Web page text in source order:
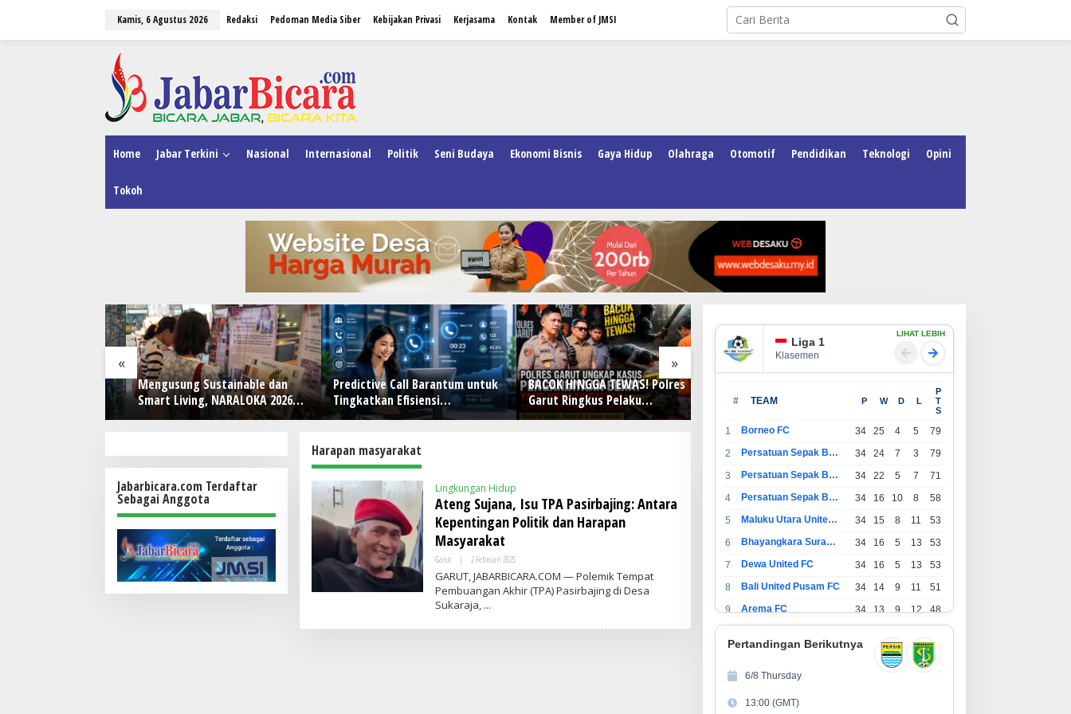
Kamis, 6 Agustus 2026 Redaksi Pedoman Media Siber Kebijakan Privasi Kerjasama Kontak Member of JMSI
Home Jabar Terkini Nasional Internasional Politik Seni Budaya Ekonomi Bisnis Gaya Hidup Olahraga Otomotif Pendidikan Teknologi Opini
Tokoh
« »
Mengusung Sustainable dan
Smart Living, NARALOKA 2026
Hadirkan Karya Terbaik
Predictive Call Barantum untuk
Tingkatkan Efisiensi
Operasional
BACOK HINGGA TEWAS! Polres
Garut Ringkus Pelaku
Penganiayaan Brutal di
Semakin Kompleks, Sistem POS
dan Stok
RE:DEFINE by LOKALMADE,
Celebrating Local Brands in PIK
Avenue
Jabarbicara.com Terdaftar
Sebagai Anggota
Harapan masyarakat
Lingkungan Hidup
Ateng Sujana, Isu TPA Pasirbajing: Antara
Kepentingan Politik dan Harapan
Masyarakat
Garut | 2 Februari 2025O
L
E
H
M
GARUT, JABARBICARA.COM — Polemik Tempat
Pembuangan Akhir (TPA) Pasirbajing di Desa
Sukaraja,
Liga 1
Klasemen
LIHAT LEBIH
# TEAM P W D L
P
T
S
1 Borneo FC 34 25 4 5
79
2
Persatuan Sepak Bola Indonesia Bandung 34 24 7 3
79
3
Persatuan Sepak Bola Indonesia Jakarta 34 22 5 7
71
4
Persatuan Sepak Bola Surabaya 34 16 10 8
58
5
Maluku Utara United FC 34 15 8 11
53
6
Bhayangkara Surabaya United 34 16 5 13
53
7
Dewa United FC 34 16 5 13
53
8
Bali United Pusam FC 34 14 9 11
51
9
Arema FC 34 13 9 12
48
0
1
11 12 11 45
2
Pertandingan Berikutnya
6/8 Thursday
13:00 (GMT)